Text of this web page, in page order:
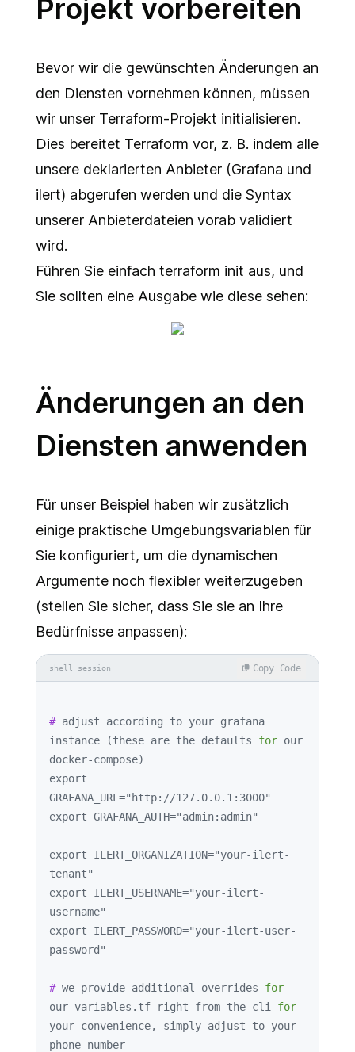
Projekt vorbereiten
Bevor wir die gewünschten Änderungen an
den Diensten vornehmen können, müssen
wir unser Terraform-Projekt initialisieren.
Dies bereitet Terraform vor, z. B. indem alle
unsere deklarierten Anbieter (Grafana und
ilert) abgerufen werden und die Syntax
unserer Anbieterdateien vorab validiert
wird.
Führen Sie einfachterraform init aus, und
Sie sollten eine Ausgabe wie diese sehen:
Änderungen an den
Diensten anwenden
Für unser Beispiel haben wir zusätzlich
einige praktische Umgebungsvariablen für
Sie konfiguriert, um die dynamischen
Argumente noch flexibler weiterzugeben
(stellen Sie sicher, dass Sie sie an Ihre
Bedürfnisse anpassen):
shell session
# adjust according to your grafana
instance (these are the defaults for our
docker-compose)
export
GRAFANA_URL="http://127.0.0.1:3000"
export GRAFANA_AUTH="admin:admin"
export ILERT_ORGANIZATION="your-ilert-
tenant"
export ILERT_USERNAME="your-ilert-
username"
export ILERT_PASSWORD="your-ilert-user-
# we provide additional overrides for
our variables.tf right from the cli for
your convenience, simply adjust to your
phone number
Copy Code